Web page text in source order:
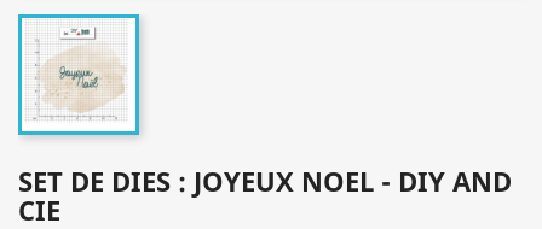
SET DE DIES : JOYEUX NOEL - DIY AND
CIE